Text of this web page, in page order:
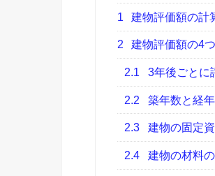
1 建物評価額の計
2 建物評価額の4
2.1 3年後ごとに
2.2 築年数と経
2.3 建物の固定
2.4 建物の材料